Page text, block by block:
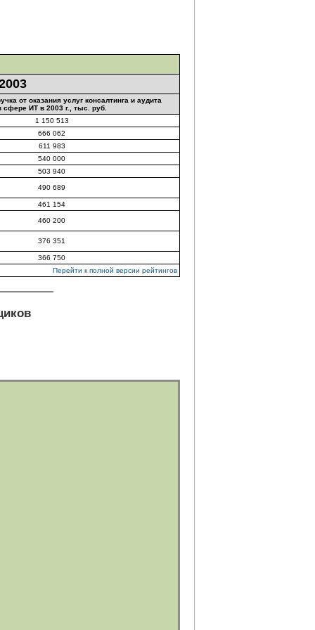
от оказания услуг консалтинга и аудита
сфере ИТ в 2003 г., тыс. руб.
1 150 513
666 062
611 983
540 000
503 940
490 689
461 154
460 200
376 351
366 750
Перейти к полной версии рейтингов